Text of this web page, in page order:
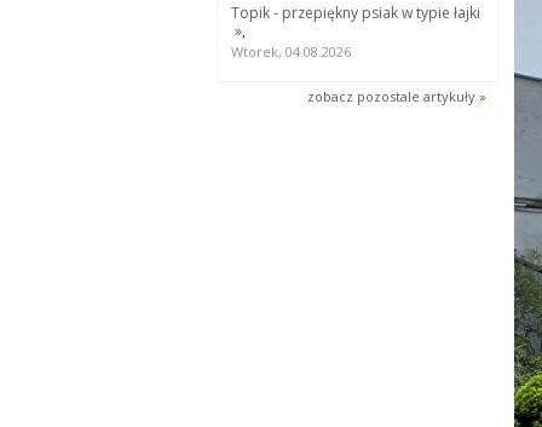
Topik - przepiękny psiak w typie łajki
»,
Wtorek, 04.08.2026
zobacz pozostale artykuły »